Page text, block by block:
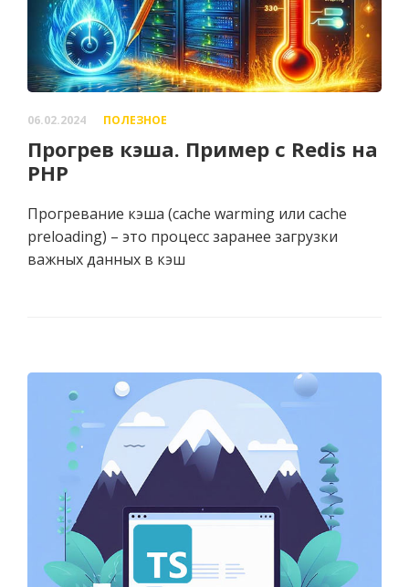
06.02.2024 ПОЛЕЗНОЕ
Прогрев кэша. Пример с Redis на
PHP
Прогревание кэша (cache warming или cache
preloading) – это процесс заранее загрузки
важных данных в кэш